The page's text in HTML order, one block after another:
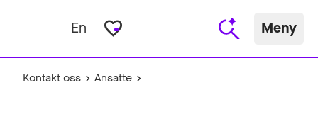
En favorite_border Meny
Kontakt oss Ansatte